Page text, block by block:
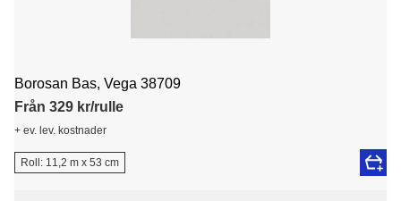
Borosan Bas, Vega 38709
Från 329 kr/rulle
+ ev. lev. kostnader
Roll: 11,2 m x 53 cm